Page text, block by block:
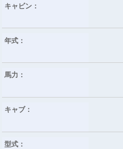
キャビン：
年式：
馬力：
キャブ：
型式：